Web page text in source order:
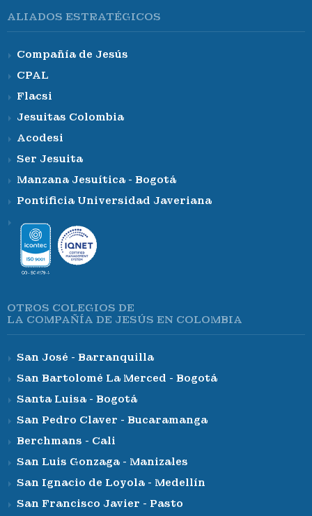
ALIADOS ESTRATÉGICOS
Compañía de Jesús
CPAL
Flacsi
Jesuitas Colombia
Acodesi
Ser Jesuita
Manzana Jesuítica - Bogotá
Pontificia Universidad Javeriana
OTROS COLEGIOS DE
LA COMPAÑÍA DE JESÚS EN COLOMBIA
San José - Barranquilla
San Bartolomé La Merced - Bogotá
Santa Luisa - Bogotá
San Pedro Claver - Bucaramanga
Berchmans - Cali
San Luis Gonzaga - Manizales
San Ignacio de Loyola - Medellín
San Francisco Javier - Pasto